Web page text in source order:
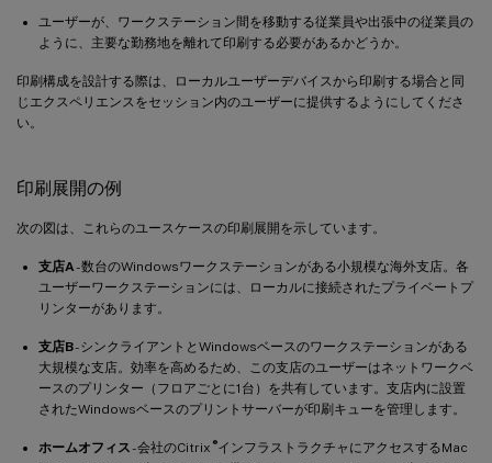
ユーザーが、ワークステーション間を移動する従業員や出張中の従業員の
ように、主要な勤務地を離れて印刷する必要があるかどうか。
印刷構成を設計する際は、ローカルユーザーデバイスから印刷する場合と同
じエクスペリエンスをセッション内のユーザーに提供するようにしてくださ
い。
印刷展開の例
次の図は、これらのユースケースの印刷展開を示しています。
支店A- 数台のWindowsワークステーションがある小規模な海外支店。各
ユーザーワークステーションには、ローカルに接続されたプライベートプ
リンターがあります。
支店B- シンクライアントとWindowsベースのワークステーションがある
大規模な支店。効率を高めるため、この支店のユーザーはネットワークベ
ースのプリンター（フロアごとに1台）を共有しています。支店内に設置
されたWindowsベースのプリントサーバーが印刷キューを管理します。
ホームオフィス- 会社のCitrix ®インフラストラクチャにアクセスするMac